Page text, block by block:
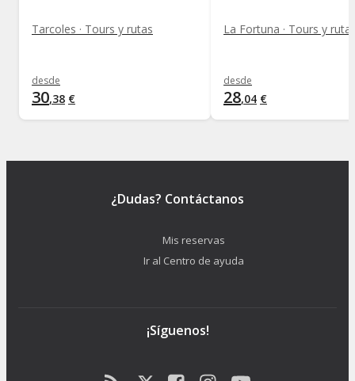
Tarcoles · Tours y rutas
desde
30,38 €
La Fortuna · Tours y
desde
28,04 €
¿Dudas? Contáctanos
Mis reservas
Ir al Centro de ayuda
¡Síguenos!